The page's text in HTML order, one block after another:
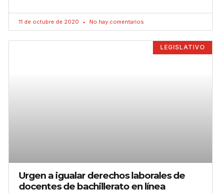
11 de octubre de 2020 No hay comentarios
LEGISLATIVO
Urgen a igualar derechos laborales de
docentes de bachillerato en línea